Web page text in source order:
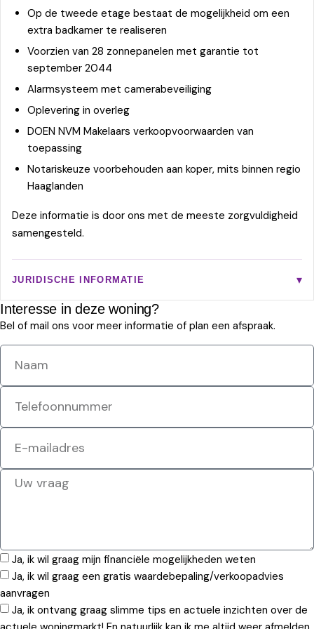
Op de tweede etage bestaat de mogelijkheid om een
extra badkamer te realiseren
Voorzien van 28 zonnepanelen met garantie tot
september 2044
Alarmsysteem met camerabeveiliging
Oplevering in overleg
DOEN NVM Makelaars verkoopvoorwaarden van
toepassing
Notariskeuze voorbehouden aan koper, mits binnen regio
Haaglanden
Deze informatie is door ons met de meeste zorgvuldigheid
samengesteld.
JURIDISCHE INFORMATIE
Interesse in deze woning?
Bel of mail ons voor meer informatie of plan een afspraak.
Ja, ik wil graag mijn financiële mogelijkheden weten
Ja, ik wil graag een gratis waardebepaling/verkoopadvies
aanvragen
Ja, ik ontvang graag slimme tips en actuele inzichten over de